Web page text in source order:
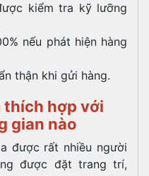
kiểm tra kỹ lưỡng
nếu phát hiện hàng
thận khi gửi hàng.
thích hợp với
gian nào
được rất nhiều người
được đặt trang trí,